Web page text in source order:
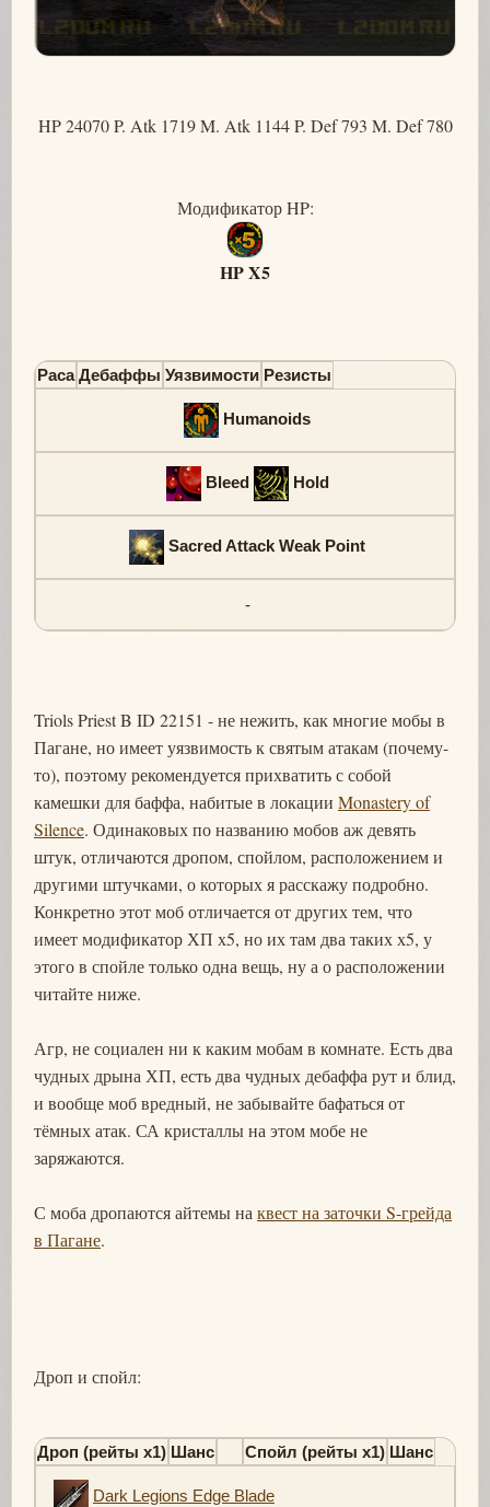
HP 24070 P. Atk 1719 M. Atk 1144 P. Def 793 M. Def 780
Модификатор HP:
HP X5
Раса Дебаффы Уязвимости Резисты
Humanoids
Bleed Hold
Sacred Attack Weak Point
-
Triols Priest B ID 22151 - не нежить, как многие мобы в
Пагане, но имеет уязвимость к святым атакам (почему-
то), поэтому рекомендуется прихватить с собой
камешки для баффа, набитые в локации Monastery of
Silence. Одинаковых по названию мобов аж девять
штук, отличаются дропом, спойлом, расположением и
другими штучками, о которых я расскажу подробно.
Конкретно этот моб отличается от других тем, что
имеет модификатор ХП х5, но их там два таких х5, у
этого в спойле только одна вещь, ну а о расположении
читайте ниже.
Агр, не социален ни к каким мобам в комнате. Есть два
чудных дрына ХП, есть два чудных дебаффа рут и блид,
и вообще моб вредный, не забывайте бафаться от
тёмных атак. СА кристаллы на этом мобе не
заряжаются.
С моба дропаются айтемы на квест на заточки S-грейда
в Пагане.
Дроп и спойл:
Дроп (рейты х1) Шанс Спойл (рейты х1) Шанс
Dark Legions Edge Blade